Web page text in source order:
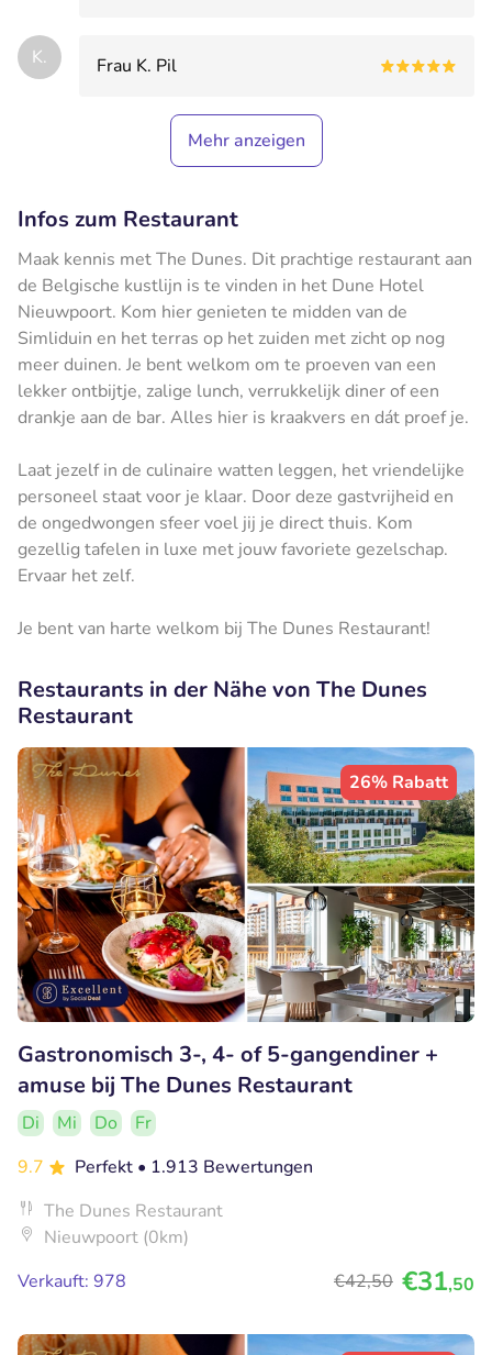
K. Frau K. Pil
Mehr anzeigen
Infos zum Restaurant
Maak kennis met The Dunes. Dit prachtige restaurant aan
de Belgische kustlijn is te vinden in het Dune Hotel
Nieuwpoort. Kom hier genieten te midden van de
Simliduin en het terras op het zuiden met zicht op nog
meer duinen. Je bent welkom om te proeven van een
lekker ontbijtje, zalige lunch, verrukkelijk diner of een
drankje aan de bar. Alles hier is kraakvers en dát proef je.
Laat jezelf in de culinaire watten leggen, het vriendelijke
personeel staat voor je klaar. Door deze gastvrijheid en
de ongedwongen sfeer voel jij je direct thuis. Kom
gezellig tafelen in luxe met jouw favoriete gezelschap.
Ervaar het zelf.
Je bent van harte welkom bij The Dunes Restaurant!
Restaurants in der Nähe von The Dunes
Restaurant
26% Rabatt
Gastronomisch 3-, 4- of 5-gangendiner +
amuse bij The Dunes Restaurant
Di Mi Do
Fr
9.7
Perfekt • 1.913 Bewertungen
The Dunes Restaurant
Nieuwpoort (0km)
Verkauft: 978
€42,50 €31,50